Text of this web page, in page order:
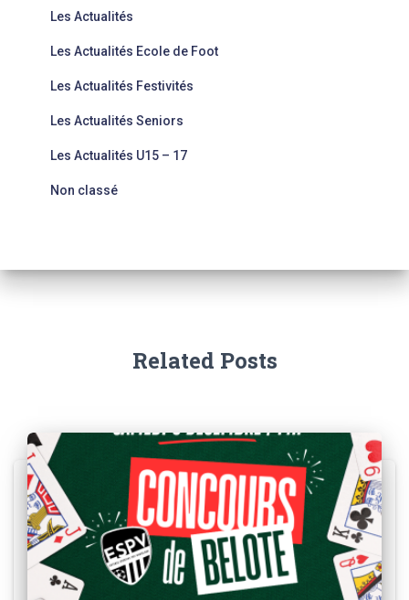
Les Actualités
Les Actualités Ecole de Foot
Les Actualités Festivités
Les Actualités Seniors
Les Actualités U15 – 17
Non classé
Related Posts